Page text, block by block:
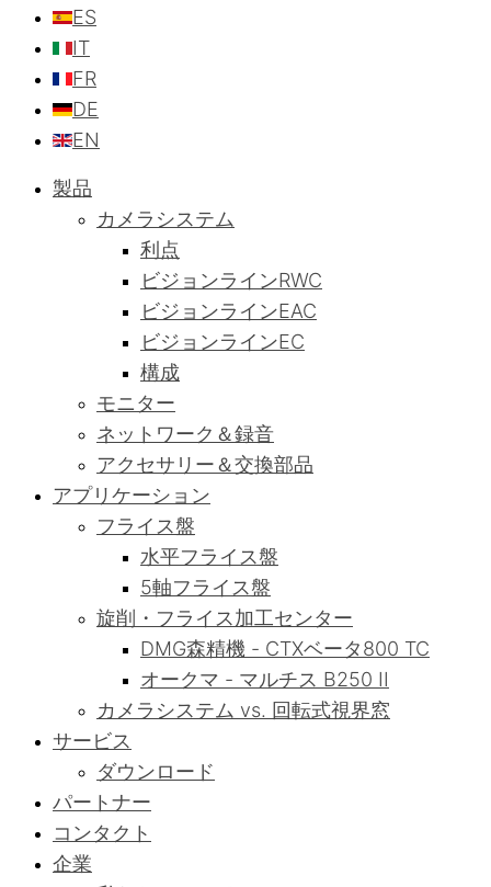
ES
IT
FR
DE
EN
製品
カメラシステム
利点
ビジョンラインRWC
ビジョンラインEAC
ビジョンラインEC
構成
モニター
ネットワーク＆録音
アクセサリー＆交換部品
アプリケーション
フライス盤
水平フライス盤
5軸フライス盤
旋削・フライス加工センター
DMG森精機 - CTXベータ800 TC
オークマ - マルチス B250 II
カメラシステム vs. 回転式視界窓
サービス
ダウンロード
パートナー
コンタクト
企業